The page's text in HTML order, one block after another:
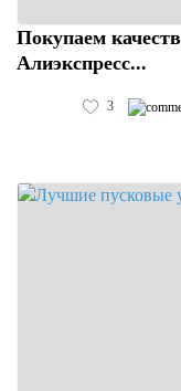
Покупаем
Алиэкспресс...
3